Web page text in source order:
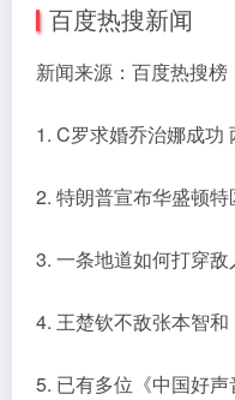
百度热搜新闻
新闻来源：百度热搜榜
1. C罗求婚乔治娜成功
2. 特朗普宣布华盛顿
3. 一条地道如何打穿敌
4. 王楚钦不敌张本智
5. 已有多位《中国好